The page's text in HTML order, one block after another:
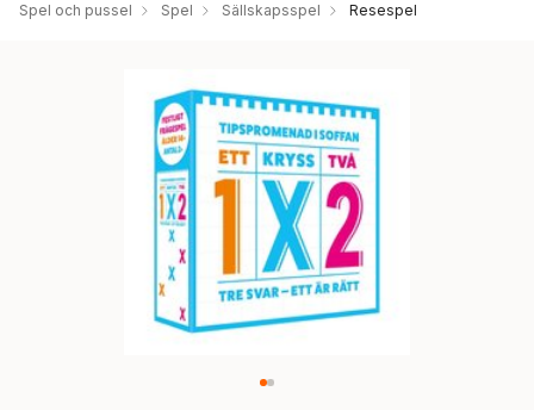
Spel och pussel Spel Sällskapsspel Resespel